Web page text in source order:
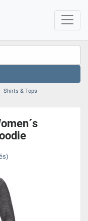
Shirts & Tops